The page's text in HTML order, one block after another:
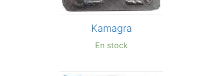
Kamagra
En stock